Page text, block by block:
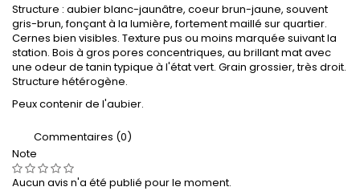
Structure : aubier blanc-jaunâtre, coeur brun-jaune, souvent
gris-brun, fonçant à la lumière, fortement maillé sur quartier.
Cernes bien visibles. Texture pus ou moins marquée suivant la
station. Bois à gros pores concentriques, au brillant mat avec
une odeur de tanin typique à l'état vert. Grain grossier, très droit.
Structure hétérogène.
Peux contenir de l'aubier.
Commentaires (0)
Note
Aucun avis n'a été publié pour le moment.